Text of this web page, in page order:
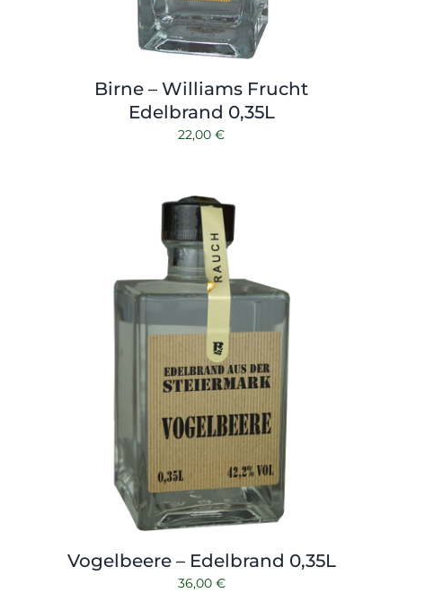
Birne – Williams Frucht
Edelbrand 0,35L
22,00€
Vogelbeere – Edelbrand 0,35L
36,00 €